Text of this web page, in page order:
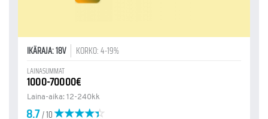
IKÄRAJA: 18V KORKO: 4-19%
LAINASUMMAT
1000-70000€
Laina-aika: 12-240kk
8.7/ 10